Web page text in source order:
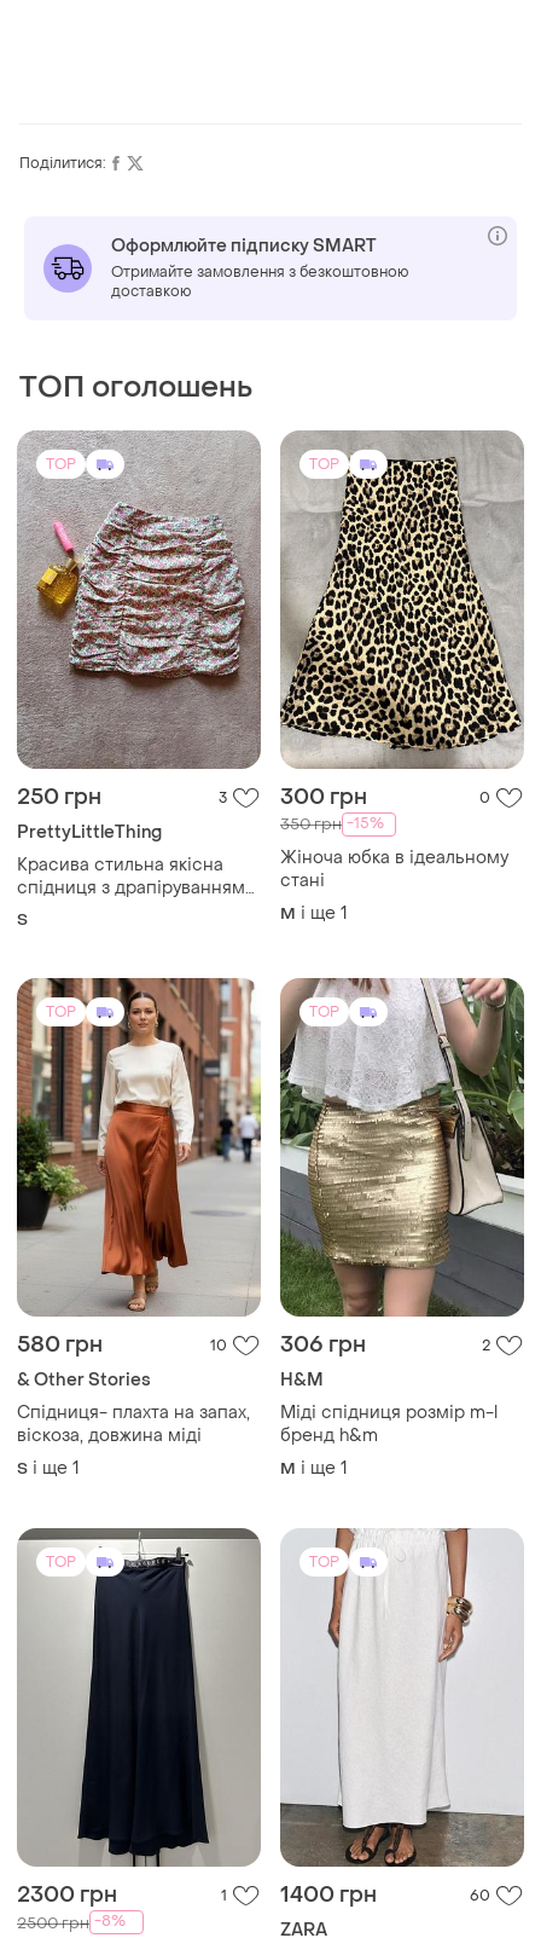
Поділитися:
Оформлюйте підписку SMART
Отримайте замовлення з безкоштовною
доставкою
ТОП оголошень
TOP
250 грн 3
PrettyLittleThing
Красива стильна якісна
спідниця з драпіруванням
plt
S
TOP
300 грн 0
350 грн -15%
Жіноча юбка в ідеальному
стані
M і ще 1
TOP
580 грн 10
& Other Stories
Спідниця- плахта на запах,
віскоза, довжина міді
S і ще 1
TOP
306 грн 2
H&M
Міді спідниця розмір m-l
бренд h&m
M і ще 1
TOP
2300 грн 1
2500 грн -8%
TOP
1400 грн 60
ZARA